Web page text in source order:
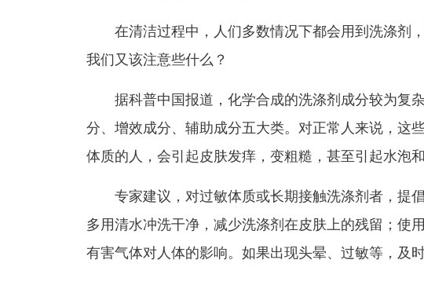
在清洁过程中，人们多数情况下都会用到洗涤剂，
我们又该注意些什么？
据科普中国报道，化学合成的洗涤剂成分较为复
分、增效成分、辅助成分五大类。对正常人来说，这
体质的人，会引起皮肤发痒，变粗糙，甚至引起水泡和
专家建议，对过敏体质或长期接触洗涤剂者，提倡
多用清水冲洗干净，减少洗涤剂在皮肤上的残留；使
有害气体对人体的影响。如果出现头晕、过敏等，及时